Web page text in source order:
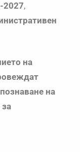
2027,
на
на